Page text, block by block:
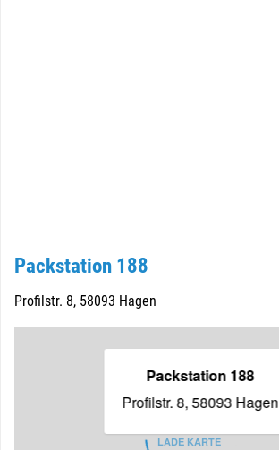
Packstation 188
Profilstr. 8, 58093 Hagen
LADE KARTE
Packstation 188
Profilstr. 8, 58093 Hagen